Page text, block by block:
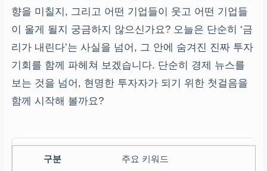
향을 미칠지, 그리고 어떤 기업들이 웃고 어떤 기업들
이 울게 될지 궁금하지 않으신가요? 오늘은 단순히 ‘금
리가 내린다’는 사실을 넘어, 그 안에 숨겨진 진짜 투자
기회를 함께 파헤쳐 보겠습니다. 단순히 경제 뉴스를
보는 것을 넘어, 현명한 투자자가 되기 위한 첫걸음을
함께 시작해 볼까요?
주요 키워드